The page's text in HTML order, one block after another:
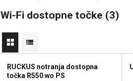
Wi-Fi dostopne točke (3)
RUCKUS notranja dostopna
točka R550 wo PS